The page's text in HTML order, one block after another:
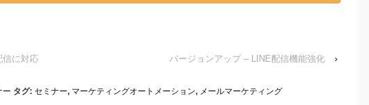
信に対応 バージョンアップ – LINE配信機能強化 ›
ー タグ: セミナー, マーケティングオートメーション, メールマーケティング